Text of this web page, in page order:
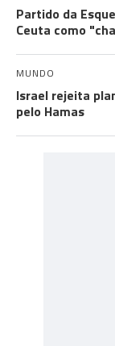
Partido da
Ceuta como
MUNDO
Israel rejeita
pelo Hamas